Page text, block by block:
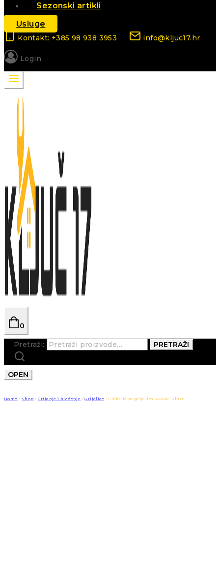
Sezonski artikli
Usluge
Kontakt: +385 98 938 3953 info@kljuc17.hr
Login
0
Pretraži: PRETRAŽI
OPEN
Home / Shop / Grijanje i hlađenje / Grijalice / Električna grijalica 5000W, 3 faze